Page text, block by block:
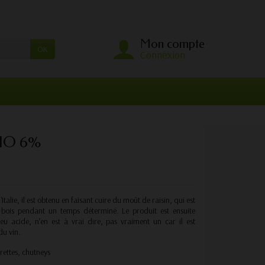
OK Mon compte
Connexion
6%
il est obtenu en faisant cuire du moût de raisin, qui est
pendant un temps déterminé. Le produit est ensuite
acide, n’en est à vrai dire, pas vraiment un car il est
vin.
chutneys